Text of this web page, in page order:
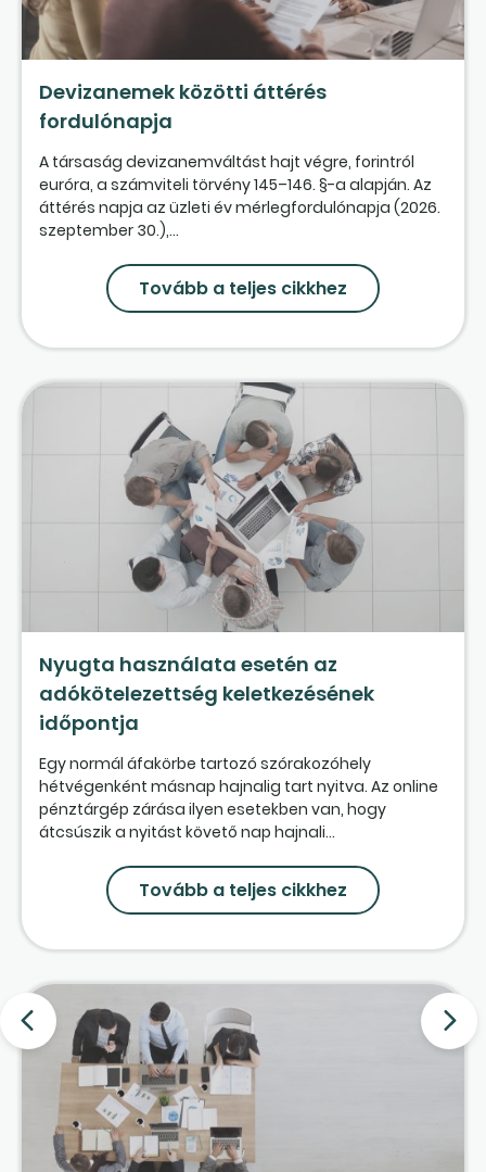
Devizanemek közötti áttérés
fordulónapja
A társaság devizanemváltást hajt végre, forintról
euróra, a számviteli törvény 145–146. §-a alapján. Az
áttérés napja az üzleti év mérlegfordulónapja (2026.
szeptember 30.),...
Tovább a teljes cikkhez
Nyugta használata esetén az
adókötelezettség keletkezésének
időpontja
Egy normál áfakörbe tartozó szórakozóhely
hétvégenként másnap hajnalig tart nyitva. Az online
pénztárgép zárása ilyen esetekben van, hogy
átcsúszik a nyitást követő nap hajnali...
Tovább a teljes cikkhez